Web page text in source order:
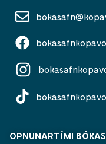
OPNUNARTÍMI